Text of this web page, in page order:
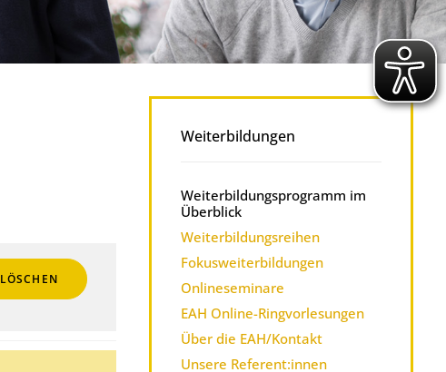
LÖSCHEN
Weiterbildungen
Weiterbildungsprogramm im
Überblick
Weiterbildungsreihen
Fokusweiterbildungen
Onlineseminare
EAH Online-Ringvorlesungen
Über die EAH/Kontakt
Unsere Referent:innen